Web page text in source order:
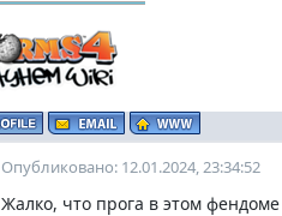
Опубликовано: 12.01.2024, 23:34:52
Жалко, что прога в этом